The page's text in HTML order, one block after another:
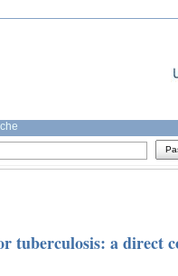
tuberculosis: a direct